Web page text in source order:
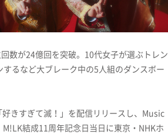
数が24億回を突破。10代女子が選ぶトレン
るなど大ブレーク中の5人組のダンスボー
きすぎて滅！」を配信リリースし、Music
結成11周年記念日当日に東京・NHKホ